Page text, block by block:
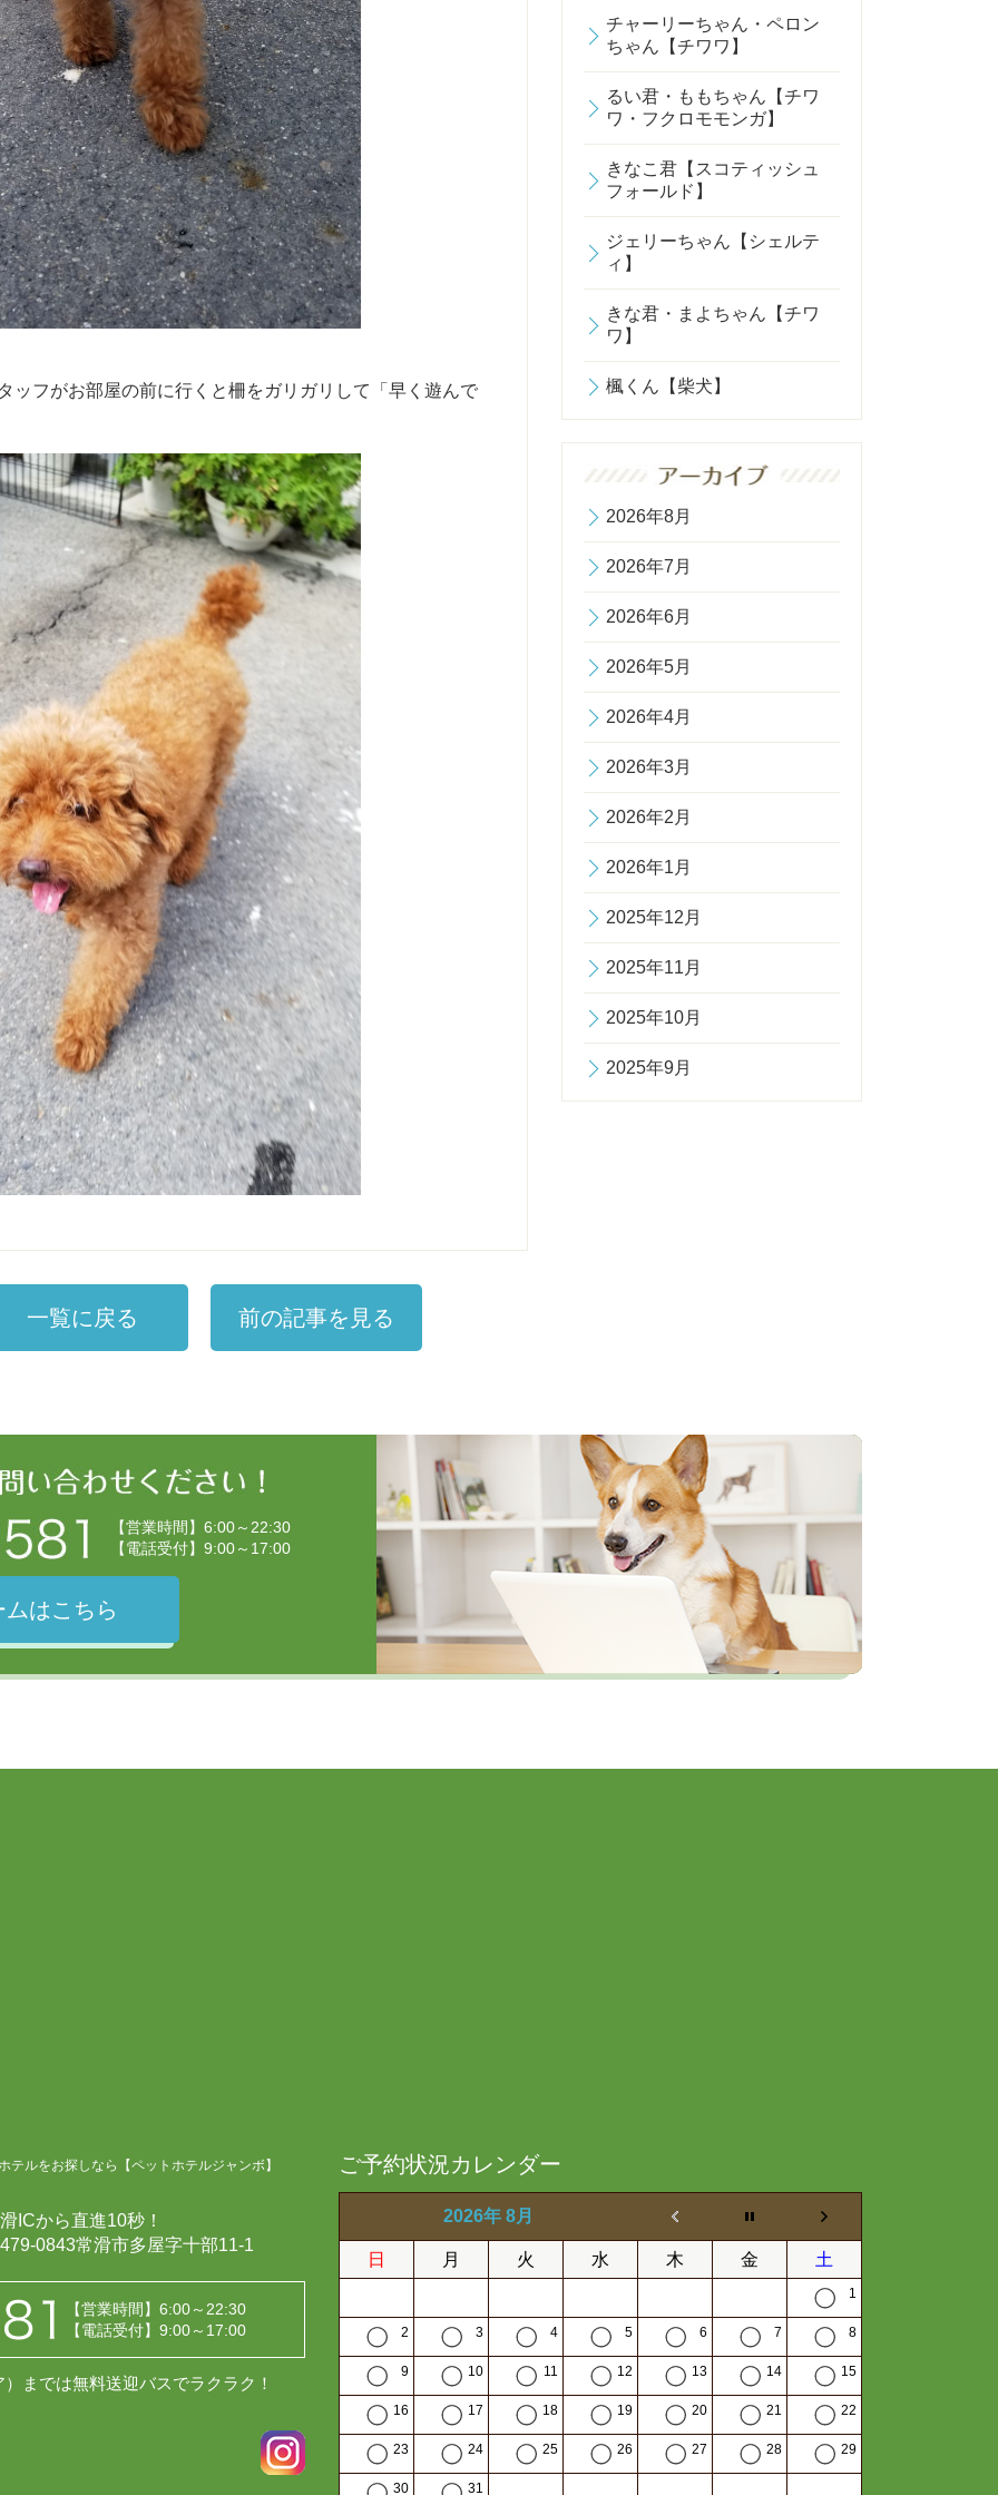
ッフがお部屋の前に行くと柵をガリガリして「早く遊んで
一覧に戻る 前の記事を見る
チャーリーちゃん・ペロン
ちゃん【チワワ】
るい君・ももちゃん【チワ
ワ・フクロモモンガ】
きなこ君【スコティッシュ
フォールド】
ジェリーちゃん【シェルテ
ィ】
きな君・まよちゃん【チワ
ワ】
楓くん【柴犬】
2026年8月
2026年7月
2026年6月
2026年5月
2026年4月
2026年3月
2026年2月
2026年1月
2025年12月
2025年11月
2025年10月
2025年9月
【営業時間】6:00～22:30
【電話受付】9:00～17:00
はこちら
ルをお探しなら【ペットホテルジャンボ】
ICから直進10秒！
0843常滑市多屋字十部11-1
【営業時間】6:00～22:30
【電話受付】9:00～17:00
までは無料送迎バスでラクラク！
ご予約状況カレンダー
2026年 8月
日 月 火 水 木 金 土
1
2 3 4 5 6 7 8
9 10 11 12 13 14 15
16 17 18 19 20 21 22
23 24 25 26 27 28 29
30 31